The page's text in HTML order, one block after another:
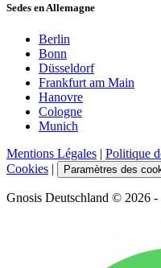
Sedes en Allemagne
Berlin
Bonn
Düsseldorf
Frankfurt am Main
Hanovre
Cologne
Munich
Mentions Légales | Politique
Cookies | Paramètres des
Gnosis Deutschland © 2026 -